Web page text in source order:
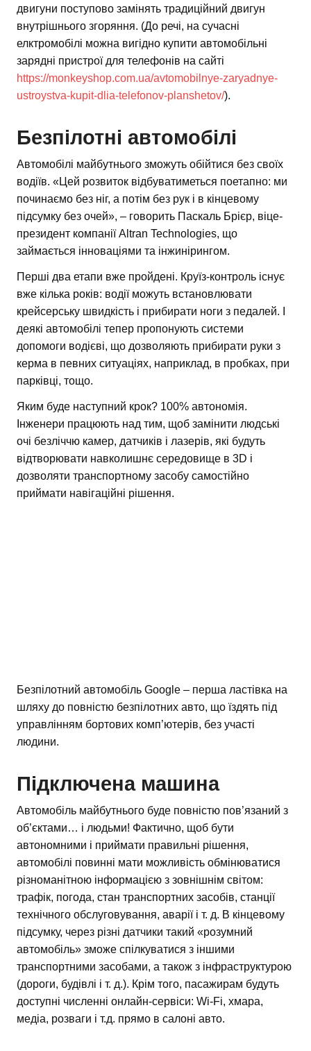
двигуни поступово замінять традиційний двигун
внутрішнього згоряння. (До речі, на сучасні
елктромобілі можна вигідно купити автомобільні
зарядні пристрої для телефонів на сайті
https://monkeyshop.com.ua/avtomobilnye-zaryadnye-
ustroystva-kupit-dlia-telefonov-planshetov/).
Безпілотні автомобілі
Автомобілі майбутнього зможуть обійтися без своїх
водіїв. «Цей розвиток відбуватиметься поетапно: ми
починаємо без ніг, а потім без рук і в кінцевому
підсумку без очей», – говорить Паскаль Брієр, віце-
президент компанії Altran Technologies, що
займається інноваціями та інжинірингом.
Перші два етапи вже пройдені. Круїз-контроль існує
вже кілька років: водії можуть встановлювати
крейсерську швидкість і прибирати ноги з педалей. І
деякі автомобілі тепер пропонують системи
допомоги водієві, що дозволяють прибирати руки з
керма в певних ситуаціях, наприклад, в пробках, при
парківці, тощо.
Яким буде наступний крок? 100% автономія.
Інженери працюють над тим, щоб замінити людські
очі безліччю камер, датчиків і лазерів, які будуть
відтворювати навколишнє середовище в 3D і
дозволяти транспортному засобу самостійно
приймати навігаційні рішення.
Безпілотний автомобіль Google – перша ластівка на
шляху до повністю безпілотних авто, що їздять під
управлінням бортових комп’ютерів, без участі
людини.
Підключена машина
Автомобіль майбутнього буде повністю пов’язаний з
об’єктами… і людьми! Фактично, щоб бути
автономними і приймати правильні рішення,
автомобілі повинні мати можливість обмінюватися
різноманітною інформацією з зовнішнім світом:
трафік, погода, стан транспортних засобів, станції
технічного обслуговування, аварії і т. д. В кінцевому
підсумку, через різні датчики такий «розумний
автомобіль» зможе спілкуватися з іншими
транспортними засобами, а також з інфраструктурою
(дороги, будівлі і т. д.). Крім того, пасажирам будуть
доступні численні онлайн-сервіси: Wi-Fi, хмара,
медіа, розваги і т.д. прямо в салоні авто.